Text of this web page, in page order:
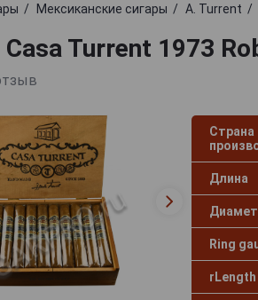
Мексиканские сигары A. Turrent
Turrent 1973
Страна
Длина
Ring
rLength